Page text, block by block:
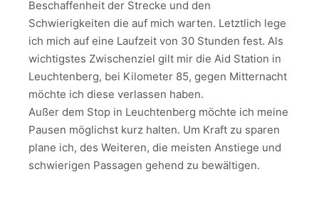
Beschaffenheit der Strecke und den
Schwierigkeiten die auf mich warten. Letztlich lege
ich mich auf eine Laufzeit von 30 Stunden fest. Als
wichtigstes Zwischenziel gilt mir die Aid Station in
Leuchtenberg, bei Kilometer 85, gegen Mitternacht
möchte ich diese verlassen haben.
Außer dem Stop in Leuchtenberg möchte ich meine
Pausen möglichst kurz halten. Um Kraft zu sparen
plane ich, des Weiteren, die meisten Anstiege und
schwierigen Passagen gehend zu bewältigen.